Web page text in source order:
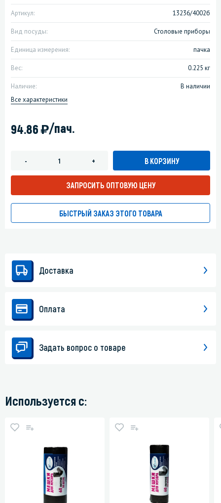
Артикул: 13236/4002б
Вид посуды: Столовые приборы
Единица измерения: пачка
Вес: 0.225 кг
Наличие:
В наличии
Все характеристики
94.86)/пач.
- + В КОРЗИНУ
ЗАПРОСИТЬ ОПТОВУЮ ЦЕНУ
БЫСТРЫЙ ЗАКАЗ ЭТОГО ТОВАРА
Доставка
Оплата
Задать вопрос о товаре
Используется с: